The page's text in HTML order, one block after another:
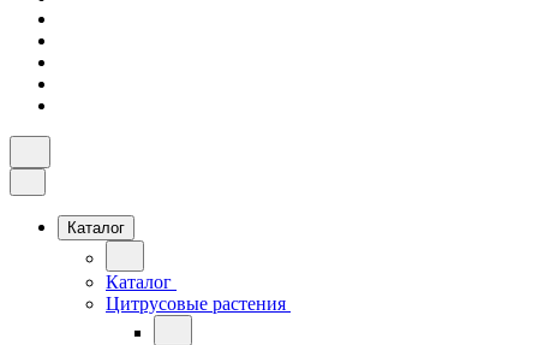
Каталог
Каталог
Цитрусовые растения